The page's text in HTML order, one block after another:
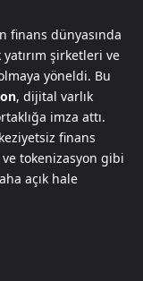
finans dünyasında
şirketleri ve
yöneldi. Bu
, dijital varlık
imza attı.
finans
tokenizasyon gibi
açık hale